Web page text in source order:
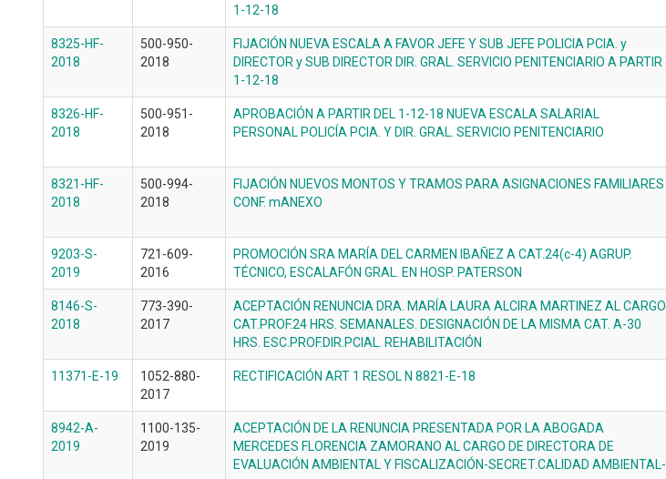
1-12-18
8325-HF-
2018
500-950-
2018
FIJACIÓN NUEVA ESCALA A FAVOR JEFE Y SUB JEFE POLICIA PCIA. y
DIRECTOR y SUB DIRECTOR DIR. GRAL. SERVICIO PENITENCIARIO A PARTIR
1-12-18
8326-HF-
2018
500-951-
2018
APROBACIÓN A PARTIR DEL 1-12-18 NUEVA ESCALA SALARIAL
PERSONAL POLICÍA PCIA. Y DIR. GRAL. SERVICIO PENITENCIARIO
8321-HF-
2018
500-994-
2018
FIJACIÓN NUEVOS MONTOS Y TRAMOS PARA ASIGNACIONES FAMILIARES
CONF. mANEXO
9203-S-
2019
721-609-
2016
PROMOCIÓN SRA MARÍA DEL CARMEN IBAÑEZ A CAT.24(c-4) AGRUP.
TÉCNICO, ESCALAFÓN GRAL. EN HOSP. PATERSON
8146-S-
2018
773-390-
2017
ACEPTACIÓN RENUNCIA DRA. MARÍA LAURA ALCIRA MARTINEZ AL CARGO
CAT.PROF.24 HRS. SEMANALES. DESIGNACIÓN DE LA MISMA CAT. A-30
HRS. ESC.PROF.DIR.PCIAL. REHABILITACIÓN
11371-E-19
1052-880-
2017
RECTIFICACIÓN ART 1 RESOL N 8821-E-18
8942-A-
2019
1100-135-
2019
ACEPTACIÓN DE LA RENUNCIA PRESENTADA POR LA ABOGADA
MERCEDES FLORENCIA ZAMORANO AL CARGO DE DIRECTORA DE
EVALUACIÓN AMBIENTAL Y FISCALIZACIÓN-SECRET.CALIDAD AMBIENTAL-